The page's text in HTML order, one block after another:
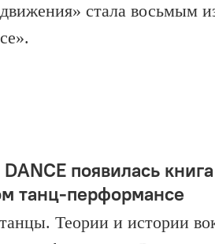
стала восьмым
появилась
танц-перформансе
Теории и истории